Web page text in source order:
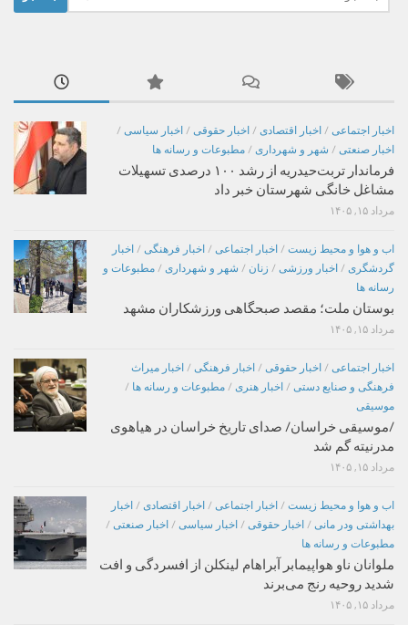
برای:
اخبار اجتماعی / اخبار اقتصادی / اخبار حقوقی / اخبار سیاسی /
اخبار صنعتی / شهر و شهرداری / مطبوعات و رسانه ها
فرماندار تربت‌حیدریه از رشد ۱۰۰ درصدی تسهیلات
مشاغل خانگی شهرستان خبر داد
مرداد ۱۵, ۱۴۰۵
اب و هوا و محیط زیست / اخبار اجتماعی / اخبار فرهنگی / اخبار
گردشگری / اخبار ورزشی / زنان / شهر و شهرداری / مطبوعات و
رسانه ها
بوستان ملت؛ مقصد صبحگاهی ورزشکاران مشهد
مرداد ۱۵, ۱۴۰۵
اخبار اجتماعی / اخبار حقوقی / اخبار فرهنگی / اخبار میراث
فرهنگی و صنایع دستی / اخبار هنری / مطبوعات و رسانه ها /
موسیقی
/موسیقی خراسان/ صدای تاریخ خراسان در هیاهوی
مدرنیته گم شد
مرداد ۱۵, ۱۴۰۵
اب و هوا و محیط زیست / اخبار اجتماعی / اخبار اقتصادی / اخبار
بهداشتی ودر مانی / اخبار حقوقی / اخبار سیاسی / اخبار صنعتی /
مطبوعات و رسانه ها
ملوانان ناو هواپیمابر آبراهام لینکلن از افسردگی و افت
شدید روحیه رنج می‌برند
مرداد ۱۵, ۱۴۰۵